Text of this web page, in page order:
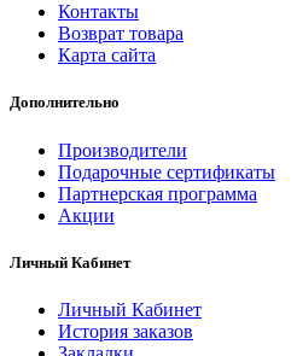
Контакты
Возврат товара
Карта сайта
Дополнительно
Производители
Подарочные сертификаты
Партнерская программа
Акции
Личный Кабинет
Личный Кабинет
История заказов